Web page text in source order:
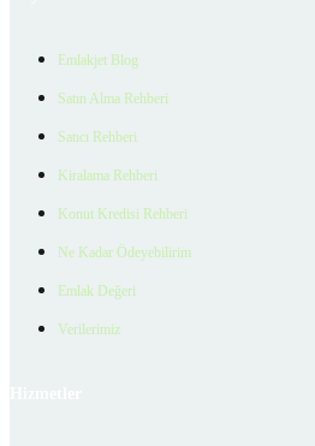
Emlakjet Blog
Satın Alma Rehberi
Satıcı Rehberi
Kiralama Rehberi
Konut Kredisi Rehberi
Ne Kadar Ödeyebilirim
Emlak Değeri
Verilerimiz